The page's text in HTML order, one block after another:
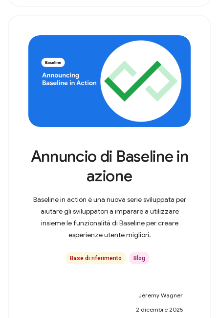
Annuncio di Baseline in
azione
Baseline in action è una nuova serie sviluppata per
aiutare gli sviluppatori a imparare a utilizzare
insieme le funzionalità di Baseline per creare
esperienze utente migliori.
Base di riferimento Blog
Jeremy Wagner
2 dicembre 2025